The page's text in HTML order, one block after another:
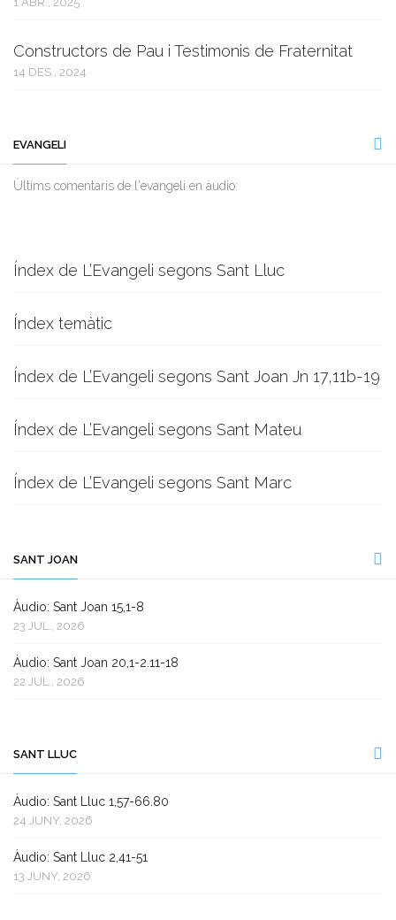
Constructors de Pau i Testimonis de Fraternitat
14 DES., 2024
EVANGELI
Ùltims comentaris de l'evangeli en àudio:
Índex de L’Evangeli segons Sant Lluc
Índex temàtic
Índex de L’Evangeli segons Sant Joan Jn 17,11b-19
Índex de L’Evangeli segons Sant Mateu
Índex de L’Evangeli segons Sant Marc
SANT JOAN
Àudio: Sant Joan 15,1-8
23 JUL., 2026
Àudio: Sant Joan 20,1-2.11-18
22 JUL., 2026
SANT LLUC
Àudio: Sant Lluc 1,57-66.80
24 JUNY, 2026
Àudio: Sant Lluc 2,41-51
13 JUNY, 2026